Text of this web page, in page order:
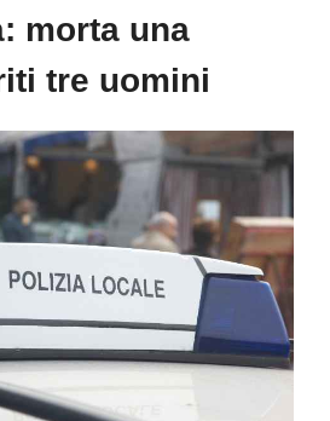
morta una
tre uomini